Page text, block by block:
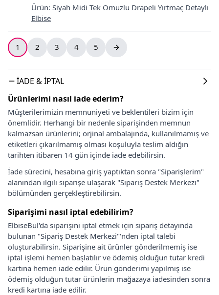
Ürün: Siyah Midi Tek Omuzlu Drapeli Yırtmaç Detaylı
Elbise
1 2 3 4 5
İADE & İPTAL
Ürünlerimi nasıl iade ederim?
Müşterilerimizin memnuniyeti ve beklentileri bizim için
önemlidir. Herhangi bir nedenle siparişinden memnun
kalmazsan ürünlerini; orjinal ambalajında, kullanılmamış ve
etiketleri çıkarılmamış olması koşuluyla teslim aldığın
tarihten itibaren 14 gün içinde iade edebilirsin.
İade sürecini, hesabına giriş yaptıktan sonra "Siparişlerim"
alanından ilgili siparişe ulaşarak "Sipariş Destek Merkezi"
bölümünden gerçekleştirebilirsin.
Siparişimi nasıl iptal edebilirim?
ElbiseBul'da siparişini iptal etmek için sipariş detayında
bulunan "Sipariş Destek Merkezi"'nden iptal talebi
oluşturabilirsin. Siparişine ait ürünler gönderilmemiş ise
iptal işlemi hemen başlatılır ve ödemiş olduğun tutar kredi
kartına hemen iade edilir. Ürün gönderimi yapılmış ise
ödemiş olduğun tutar ürünlerin mağazaya iadesinden sonra
kredi kartına iade edilir.